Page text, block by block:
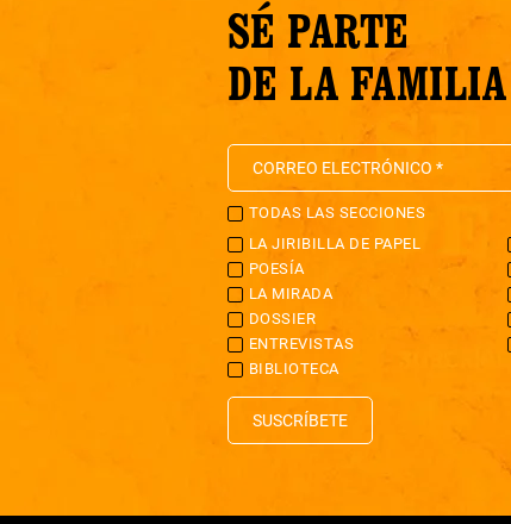
SÉ PARTE
DE LA FAMILIA
TODAS LAS SECCIONES
LA JIRIBILLA DE PAPEL
POESÍA
LA MIRADA
DOSSIER
ENTREVISTAS
BIBLIOTECA
SUSCRÍBETE